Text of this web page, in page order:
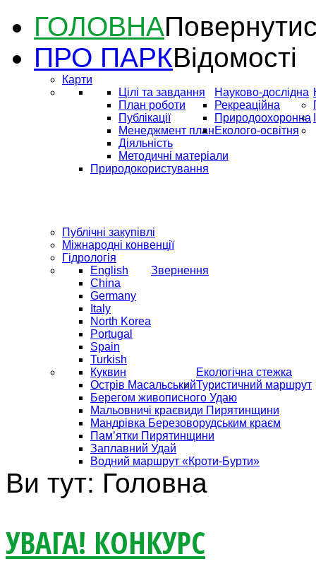
ГОЛОВНА
ПРО ПАРКВідомості
Карти
Науково-дослідна
Цілі та завдання
План роботи
Публікації
Менеджмент план
Рекреаційна
Природоохоронна
Еколого-освітня
Діяльність
Методичні матеріали
Природокористування
Публічні закупівлі
Міжнародні конвенції
Гідрологія
Звернення
English
China
Germany
Italy
North Korea
Portugal
Spain
Turkish
Екологічна стежка
Куквин
Острів МасальськийТуристичний маршрут
Берегом живописного Удаю
Мальовничі краєвиди Пирятинщини
Мандрівка Березоворудським краєм
Пам’ятки Пирятинщини
Заплавний Удай
Водний маршрут «Кроти-Бурти»
Ви тут: Головна
УВАГА! КОНКУРС